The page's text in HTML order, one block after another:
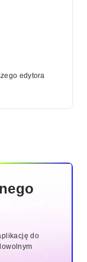
edytora
do